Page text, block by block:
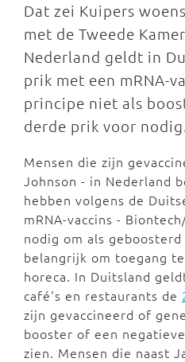
Dat zei Kuipers
met de Tweede
Nederland geldt in
prik met een mRNA-
principe niet als
derde prik voor
Mensen die zijn
Johnson - in Nederland
hebben volgens de
mRNA-vaccins -
nodig om als
belangrijk om toegang
horeca. In Duitsland
café's en restaurants de
zijn gevaccineerd of
booster of een
zien. Mensen die naast